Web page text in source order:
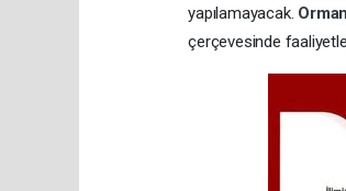
yapılamayacak.
çerçevesinde